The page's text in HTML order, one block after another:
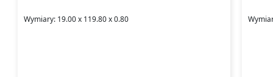
Wymiary: 19.00 x 119.80 x 0.80